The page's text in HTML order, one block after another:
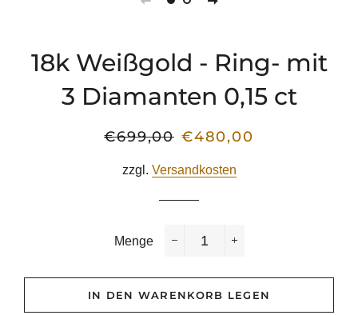
18k Weißgold - Ring- mit
3 Diamanten 0,15 ct
Normaler
€699,00 Sonderpreis
€480,00
zzgl. Versandkosten
Menge
IN DEN WARENKORB LEGEN